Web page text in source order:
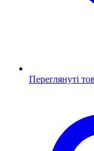
Переглянуті